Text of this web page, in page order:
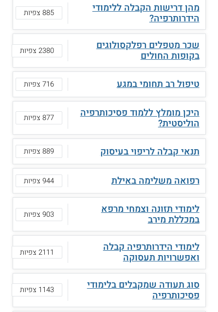
מהן דרישות הקבלה ללימודי
הידרותרפיה? 885 צפיות
שכר מטפלים רפלקסולוגים
בקופות החולים 2380 צפיות
טיפול רב תחומי במגע 716 צפיות
היכן מומלץ ללמוד פסיכותרפיה
הוליסטית? 877 צפיות
תנאי קבלה לריפוי בעיסוק 889 צפיות
רפואה משלימה באילת 944 צפיות
לימודי תזונה וצמחי מרפא
במכללת מירב 903 צפיות
לימודי הידרותרפיה קבלה
ואפשרויות תעסוקה 2111 צפיות
סוג תעודה שמקבלים בלימודי
פסיכותרפיה 1143 צפיות